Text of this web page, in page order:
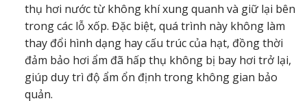
thụ hơi nước từ không khí xung quanh và giữ lại bên
trong các lỗ xốp. Đặc biệt, quá trình này không làm
thay đổi hình dạng hay cấu trúc của hạt, đồng thời
đảm bảo hơi ẩm đã hấp thụ không bị bay hơi trở lại,
giúp duy trì độ ẩm ổn định trong không gian bảo
quản.